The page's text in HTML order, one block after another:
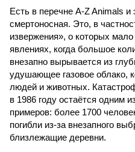
Есть в перечне A-Z Animals и
смертоносная. Это, в
извержения», о которых
явлениях, когда большое
внезапно вырывается из
удушающее газовое облако,
людей и животных.
в 1986 году остаётся одним
примеров: более 1700
погибли из-за внезапного
близлежащие деревни.